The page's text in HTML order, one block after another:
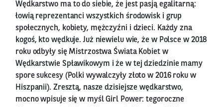
Wędkarstwo ma to do siebie, że jest pasją egalitarną:
łowią reprezentanci wszystkich środowisk i grup
społecznych, kobiety, mężczyźni i dzieci. Każdy zna
kogoś, kto wędkuje. Już niewielu wie, że w Polsce w 2018
roku odbyły się Mistrzostwa Świata Kobiet w
Wędkarstwie Spławikowym i że w tej dziedzinie mamy
spore sukcesy (Polki wywalczyły złoto w 2016 roku w
Hiszpanii). Zresztą, nasze dzisiejsze wędkarstwo,
mocno wpisuje się w myśl Girl Power: tegoroczne